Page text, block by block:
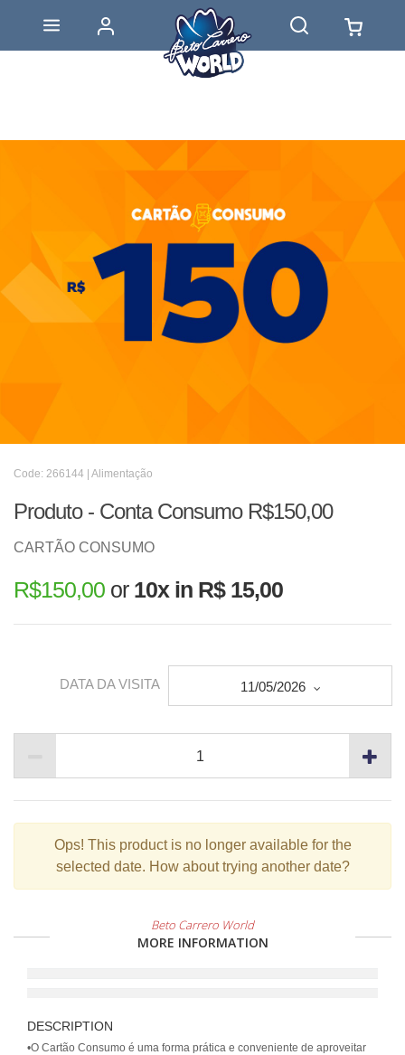
Code: 266144 | Alimentação
Produto - Conta Consumo R$150,00
CARTÃO CONSUMO
R$150,00 or 10x in R$ 15,00
DATA DA VISITA 11/05/2026
Ops! This product is no longer available for the
selected date. How about trying another date?
Beto Carrero World
MORE INFORMATION
DESCRIPTION
•O Cartão Consumo é uma forma prática e conveniente de aproveitar